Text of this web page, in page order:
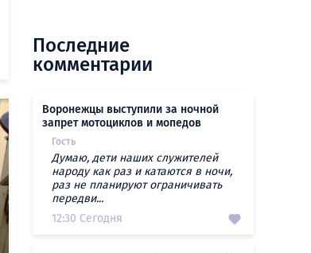
Последние
комментарии
Воронежцы выступили за ночной
запрет мотоциклов и мопедов
Гость
Думаю, дети наших служителей
народу как раз и катаются в ночи,
раз не планируют ограничивать
передви...
12:30 Сегодня